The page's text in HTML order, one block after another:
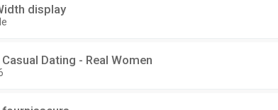
display
Dating - Real Women